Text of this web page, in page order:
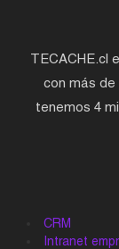
TECACHE.cl
con más de
tenemos 4
CRM
Intranet